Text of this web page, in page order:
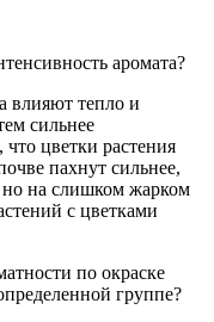
аромата?
влияют тепло и
сильнее
цветки растения
пахнут сильнее,
на слишком жарком
с цветками
по окраске
группе?